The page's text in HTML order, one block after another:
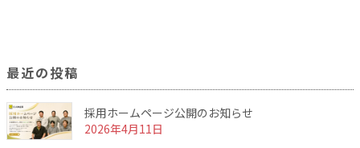
最近の投稿
採用ホームページ公開のお知らせ
2026年4月11日